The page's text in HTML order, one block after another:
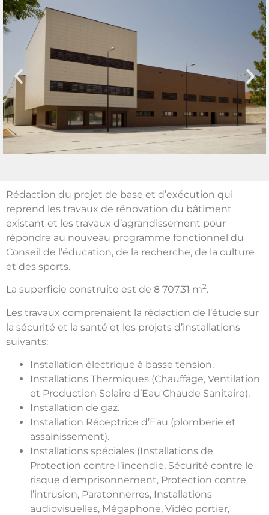
Rédaction du projet de base et d’exécution qui
reprend les travaux de rénovation du bâtiment
existant et les travaux d’agrandissement pour
répondre au nouveau programme fonctionnel du
Conseil de l’éducation, de la recherche, de la culture
et des sports.
La superficie construite est de 8 707,31 m2.
Les travaux comprenaient la rédaction de l’étude sur
la sécurité et la santé et les projets d’installations
suivants:
Installation électrique à basse tension.
Installations Thermiques (Chauffage, Ventilation
et Production Solaire d’Eau Chaude Sanitaire).
Installation de gaz.
Installation Réceptrice d’Eau (plomberie et
assainissement).
Installations spéciales (Installations de
Protection contre l’incendie, Sécurité contre le
risque d’emprisonnement, Protection contre
l’intrusion, Paratonnerres, Installations
audiovisuelles, Mégaphone, Vidéo portier,